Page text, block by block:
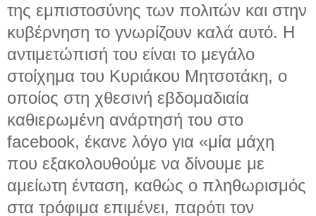
της εμπιστοσύνης των πολιτών και στην
κυβέρνηση το γνωρίζουν καλά αυτό. Η
αντιμετώπισή του είναι το μεγάλο
στοίχημα του Κυριάκου Μητσοτάκη, ο
οποίος στη χθεσινή εβδομαδιαία
καθιερωμένη ανάρτησή του στο
facebook, έκανε λόγο για «μία μάχη
που εξακολουθούμε να δίνουμε με
αμείωτη ένταση, καθώς ο πληθωρισμός
στα τρόφιμα επιμένει, παρότι τον